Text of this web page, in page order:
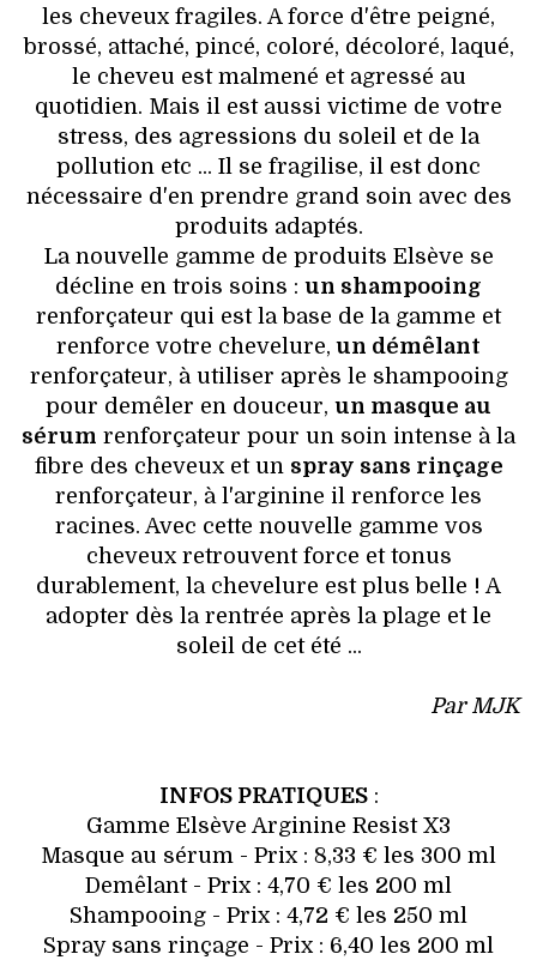
les cheveux fragiles. A force d'être peigné,
brossé, attaché, pincé, coloré, décoloré, laqué,
le cheveu est malmené et agressé au
quotidien. Mais il est aussi victime de votre
stress, des agressions du soleil et de la
pollution etc ... Il se fragilise, il est donc
nécessaire d'en prendre grand soin avec des
produits adaptés.
La nouvelle gamme de produits Elsève se
décline en trois soins : un shampooing
renforçateur qui est la base de la gamme et
renforce votre chevelure, un démêlant
renforçateur, à utiliser après le shampooing
pour demêler en douceur, un masque au
sérum renforçateur pour un soin intense à la
fibre des cheveux et un spray sans rinçage
renforçateur, à l'arginine il renforce les
racines. Avec cette nouvelle gamme vos
cheveux retrouvent force et tonus
durablement, la chevelure est plus belle ! A
adopter dès la rentrée après la plage et le
soleil de cet été ...
Par MJK
INFOS PRATIQUES:
Gamme Elsève Arginine Resist X3
Masque au sérum - Prix : 8,33 € les 300 ml
Demêlant - Prix : 4,70 € les 200 ml
Shampooing - Prix : 4,72 € les 250 ml
Spray sans rinçage - Prix : 6,40 les 200 ml